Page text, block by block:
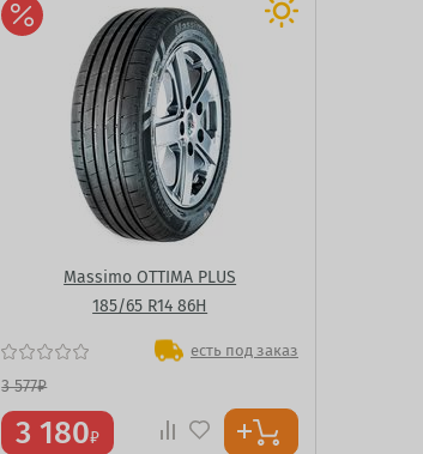
Massimo OTTIMA PLUS
185/65 R14 86H
есть под заказ
3 577₽
3 180₽